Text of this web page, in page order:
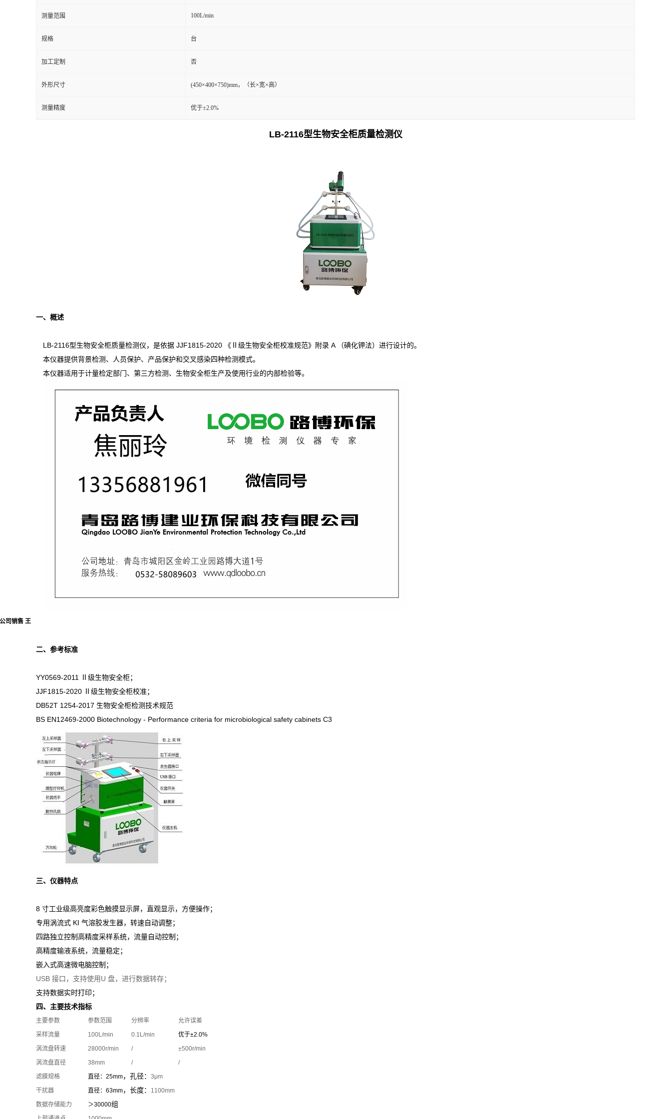
测量范围 100L/min
规格 台
加工定制 否
外形尺寸 (450×400×750)mm，（长×宽×高）
测量精度 优于±2.0%
LB-2116型生物安全柜质量检测仪
一、 概述
LB-2116型生物安全柜质量检测仪，是依据 JJF1815-2020 《 级生物安全柜校准规范》附录 A
（碘化钾法）进行设计的。
本仪器提供背景检测、人员保护、产品保护和交叉感染四种检测模式。
本仪器适用于计量检定部门、第三方检测、生物安全柜生产及使用行业的内部检验等。
司销售 王
二、 参考标准
YY0569-2011 Ⅱ 级生物安全柜；
JJF1815-2020 Ⅱ 级生物安全柜校准；
DB52T 1254-2017 生物安全柜检测技术规范
BS EN12469-2000 Biotechnology - Performance criteria for microbiological safety cabinets C3
三、仪器特点
8 寸工业级高亮度彩色触摸显示屏，直观显示，方便操作；
专用涡流式 KI 气溶胶发生器，转速自动调整；
四路独立控制高精度采样系统，流量自动控制；
高精度输液系统，流量稳定；
嵌入式高速微电脑控制；
USB 接口，支持使用U 盘，进行数据转存；
支持数据实时打印；
四、主要技术指标
主要参数 参数范围 分辨率
允许误差
采样流量
100L/min 0.1L/min 优于±2.0%
涡流盘转速
28000r/min /
±500r/min
涡流盘直径
38mm /
/
滤膜规格
直径： 25mm，孔径： 3μm
干扰器
直径： 63mm，长度：
1100mm
数据存储能力
＞30000组